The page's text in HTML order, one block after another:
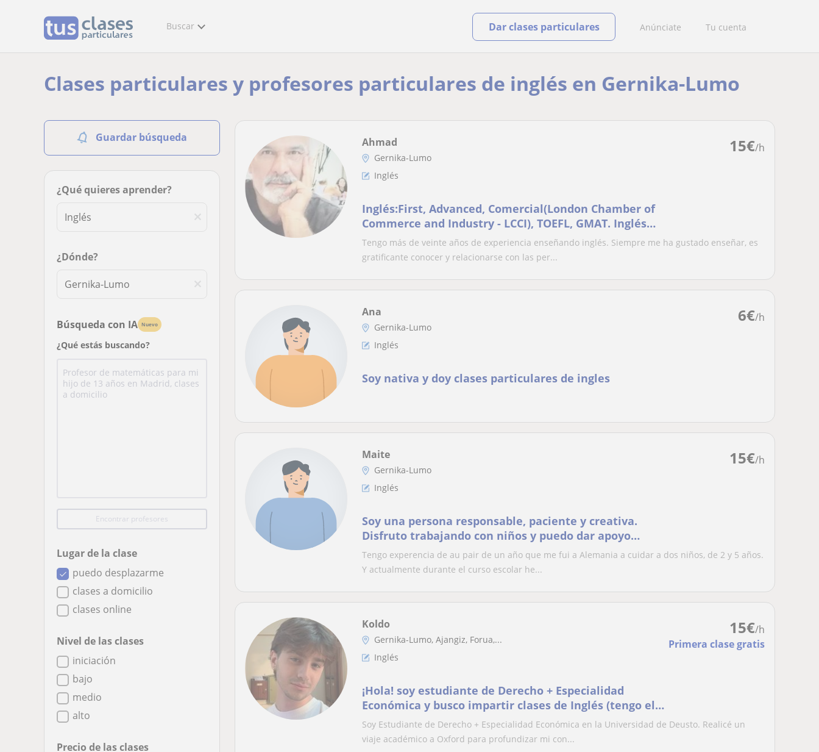
Buscar Anúnciate Tu cuenta
Dar clases particulares
Clases particulares y profesores particulares de inglés en Gernika-Lumo
Guardar búsqueda
¿Qué quieres aprender?
¿Dónde?
Búsqueda con IA Nuevo
¿Qué estás buscando?
Encontrar profesores
Lugar de la clase
puedo desplazarme
clases a domicilio
clases online
Nivel de las clases
iniciación
bajo
medio
alto
Precio de las clases
15€/h
Ahmad
Gernika-Lumo
Inglés
Inglés:First, Advanced, Comercial(London Chamber of
Commerce and Industry - LCCI), TOEFL, GMAT. Inglés
Técnico
Tengo más de veinte años de experiencia enseñando inglés. Siempre me ha gustado enseñar, es
gratificante conocer y relacionarse con las per...
6€/h
Ana
Gernika-Lumo
Inglés
Soy nativa y doy clases particulares de ingles
15€/h
Maite
Gernika-Lumo
Inglés
Soy una persona responsable, paciente y creativa.
Disfruto trabajando con niños y puedo dar apoyo
escolar a nivel preescolar y pri
Tengo experencia de au pair de un año que me fui a Alemania a cuidar a dos niños, de 2 y 5 años.
Y actualmente durante el curso escolar he...
15€/h
Primera clase gratis
Koldo
Gernika-Lumo, Ajangiz, Forua,...
Inglés
¡Hola! soy estudiante de Derecho + Especialidad
Económica y busco impartir clases de Inglés (tengo el
C1), Matemáticas, Castellano, Euskera y Economía
Soy Estudiante de Derecho + Especialidad Económica en la Universidad de Deusto. Realicé un
viaje académico a Oxford para profundizar mi con...